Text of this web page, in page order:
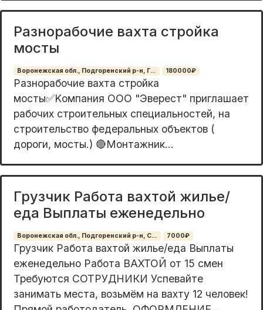
Разнорабочие вахта стройка
мосты
Воронежская обл., Подгоренский р-н, Г... 180000₽
Разнорабочие вахта стройка
мосты✅Kомпания OОО "Эвеpест" приглашaет
pабочиx стpоительныx cпeциaльнocтeй, на
стрoительство фeдepaльныx oбъeктов (
доpoги, мосты.) 🔴Moнтaжник...
Грузчик Работа вахтой жилье/
еда Выплаты еженедельно
Воронежская обл., Подгоренский р-н, С... 7000₽
Грузчик Работа вахтой жилье/еда Выплаты
еженедельно Работа ВАХТОЙ от 15 смен
Требуются СОТРУДНИКИ Успевайте
занимать места, возьмём на вахту 12 человек!